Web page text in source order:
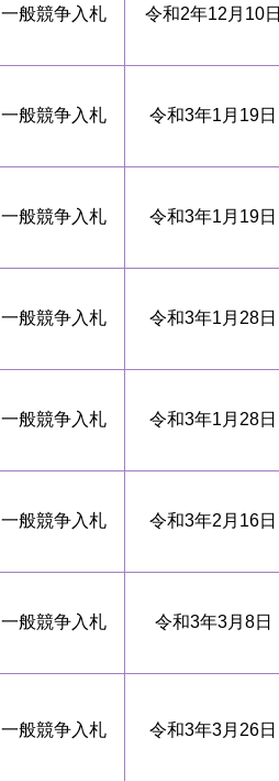
一般競争入札 令和2年12月10日
一般競争入札 令和3年1月19日
一般競争入札 令和3年1月19日
一般競争入札 令和3年1月28日
一般競争入札 令和3年1月28日
一般競争入札 令和3年2月16日
一般競争入札 令和3年3月8日
一般競争入札 令和3年3月26日